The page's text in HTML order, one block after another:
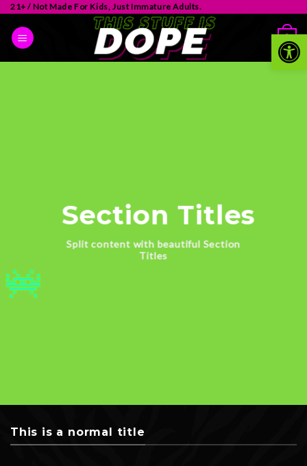
21+ / Not Made For Kids, Just Immature Adults.
0
Section Titles
Split content with beautiful Section
Titles
This is a normal title